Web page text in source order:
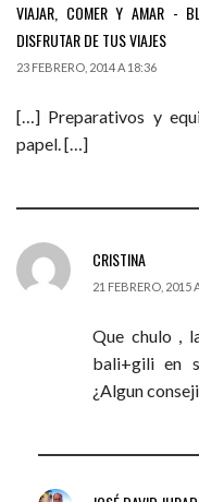
VIAJAR, COMER Y AMAR -
DISFRUTAR DE TUS VIAJES
23 FEBRERO, 2014 A 18:36
[…] Preparativos y
papel. […]
CRISTINA
21 FEBRERO, 2015
Que chulo ,
bali+gili en
¿Algun